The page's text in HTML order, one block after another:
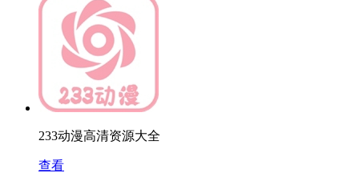
233动漫高清资源大全
查看